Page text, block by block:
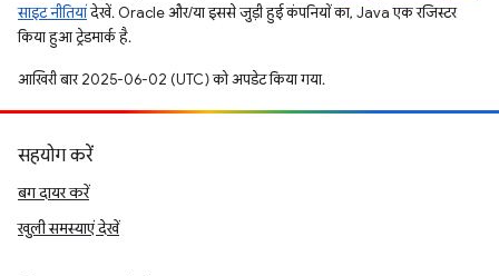
साइट नीतियांदेखें. Oracle और/या इससे जुड़ी हुई कंपनियों का, Java एक रजिस्टर
किया हुआ ट्रेडमार्क है.
आखिरी बार 2025-06-02 (UTC) को अपडेट किया गया.
सहयोग करें
बग दायर करें
खुली समस्याएं देखें